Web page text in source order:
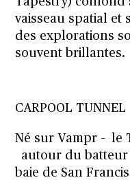
vaisseau spatial et
des explorations
souvent brillantes.
CARPOOL TUNNEL
Né sur Vampr – le
autour du batteur
baie de San